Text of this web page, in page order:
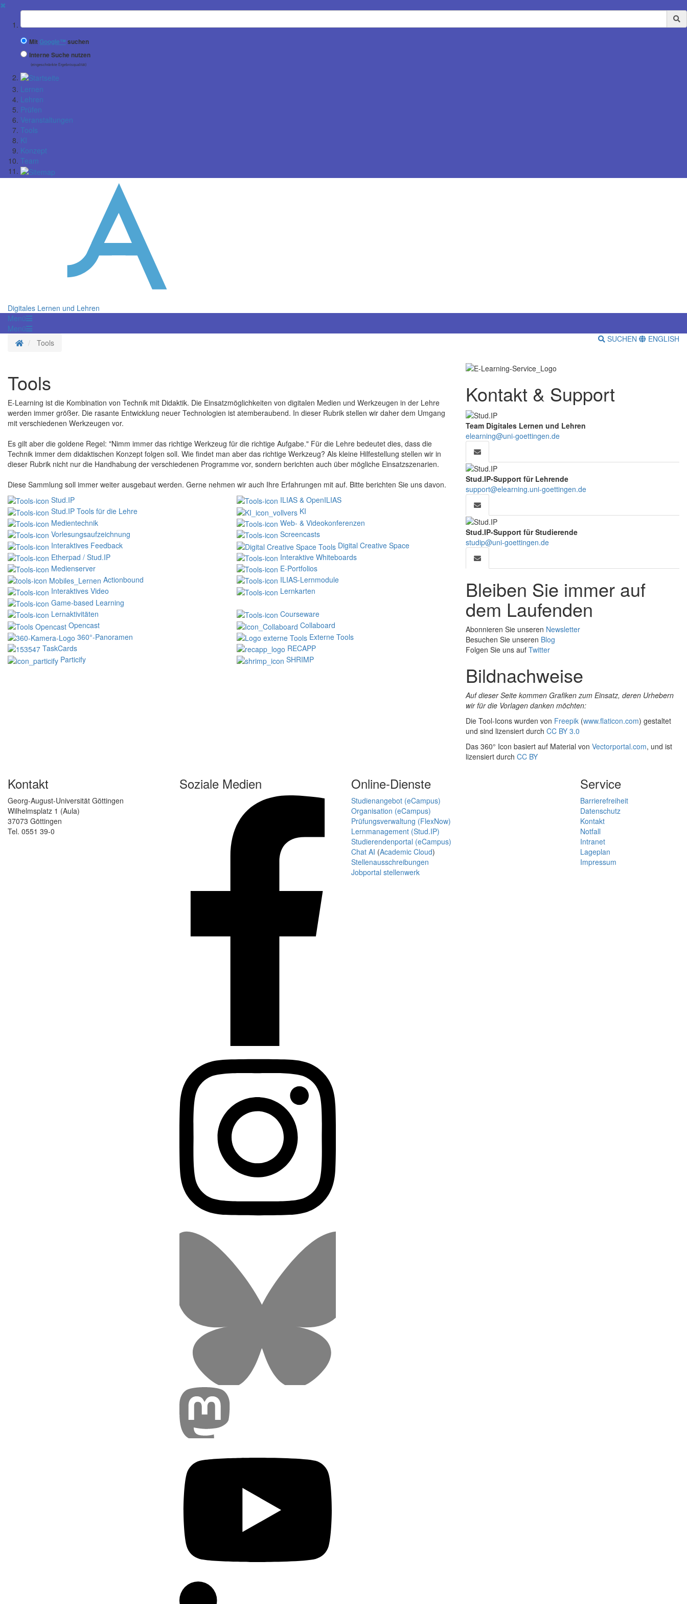
✖
Suchbegriff
Mit Google™ suchen
Interne Suche nutzen
(eingeschränkte Ergebnisqualität)
Lernen
Lehren
Prüfen
Veranstaltungen
Tools
KI
Konzept
Team
Digitales Lernen und Lehren
Menü
Menü
Startseite
Tools SUCHEN ENGLISH
Tools
E-Learning ist die Kombination von Technik mit Didaktik. Die Einsatzmöglichkeiten von digitalen Medien und Werkzeugen in der Lehre
werden immer größer. Die rasante Entwicklung neuer Technologien ist atemberaubend. In dieser Rubrik stellen wir daher dem Umgang
mit verschiedenen Werkzeugen vor.
Es gilt aber die goldene Regel: "Nimm immer das richtige Werkzeug für die richtige Aufgabe." Für die Lehre bedeutet dies, dass die
Technik immer dem didaktischen Konzept folgen soll. Wie findet man aber das richtige Werkzeug? Als kleine Hilfestellung stellen wir in
dieser Rubrik nicht nur die Handhabung der verschiedenen Programme vor, sondern berichten auch über mögliche Einsatzszenarien.
Diese Sammlung soll immer weiter ausgebaut werden. Gerne nehmen wir auch Ihre Erfahrungen mit auf. Bitte berichten Sie uns davon.
Stud.IP
ILIAS & OpenILIAS
Stud.IP Tools für die Lehre
KI
Medientechnik
Web- & Videokonferenzen
Vorlesungsaufzeichnung
Screencasts
Interaktives Feedback
Digital Creative Space
Etherpad / Stud.IP
Interaktive Whiteboards
Medienserver
E-Portfolios
Actionbound
ILIAS-Lernmodule
Interaktives Video
Lernkarten
Game-based Learning
Lernaktivitäten
Courseware
Opencast
Collaboard
360°-Panoramen
Externe Tools
TaskCards
RECAPP
Particify
SHRIMP
Kontakt & Support
Team Digitales Lernen und Lehren
elearning@uni-goettingen.de
Stud.IP-Support für Lehrende
support@elearning.uni-goettingen.de
Stud.IP-Support für Studierende
studip@uni-goettingen.de
Bleiben Sie immer auf
dem Laufenden
Abonnieren Sie unseren Newsletter
Besuchen Sie unseren Blog
Folgen Sie uns auf Twitter
Bildnachweise
Auf dieser Seite kommen Grafiken zum Einsatz, deren Urhebern
wir für die Vorlagen danken möchten:
Die Tool-Icons wurden von Freepik (www.flaticon.com) gestaltet
und sind lizensiert durch CC BY 3.0
Das 360° Icon basiert auf Material von Vectorportal.com, und ist
lizensiert durch CC BY
Kontakt
Georg-August-Universität Göttingen
Wilhelmsplatz 1 (Aula)
37073 Göttingen
Tel. 0551 39-0
Soziale Medien Online-Dienste
Studienangebot (eCampus)
Organisation (eCampus)
Prüfungsverwaltung (FlexNow)
Lernmanagement (Stud.IP)
Studierendenportal (eCampus)
Chat AI (Academic Cloud)
Stellenausschreibungen
Jobportal stellenwerk
Service
Barrierefreiheit
Datenschutz
Kontakt
Notfall
Intranet
Lageplan
Impressum